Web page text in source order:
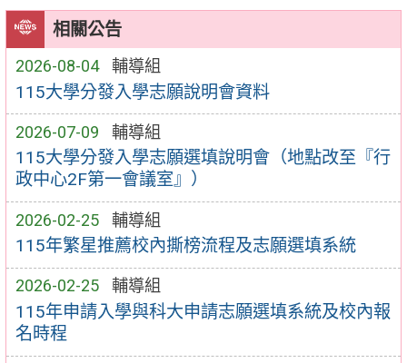
相關公告
2026-08-04 輔導組
115大學分發入學志願說明會資料
2026-07-09 輔導組
115大學分發入學志願選填說明會（地點改至『行
政中心2F第一會議室』）
2026-02-25 輔導組
115年繁星推薦校內撕榜流程及志願選填系統
2026-02-25 輔導組
115年申請入學與科大申請志願選填系統及校內報
名時程